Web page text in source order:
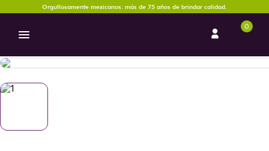
Orgullosamente mexicanos: más de 75 años de brindar calidad.
0